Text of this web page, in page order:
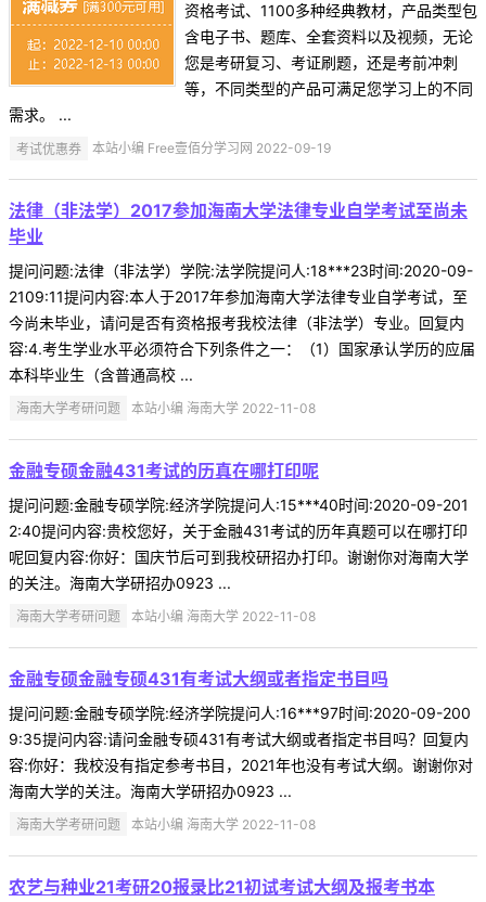
资格考试、1100多种经典教材，产品类型包
含电子书、题库、全套资料以及视频，无论
您是考研复习、考证刷题，还是考前冲刺
等，不同类型的产品可满足您学习上的不同
需求。 ...
考试优惠券 本站小编 Free壹佰分学习网 2022-09-19
法律（非法学）2017参加海南大学法律专业自学考试至尚未
毕业
提问问题:法律（非法学）学院:法学院提问人:18***23时间:2020-09-
2109:11提问内容:本人于2017年参加海南大学法律专业自学考试，至
今尚未毕业，请问是否有资格报考我校法律（非法学）专业。回复内
容:4.考生学业水平必须符合下列条件之一：（1）国家承认学历的应届
本科毕业生（含普通高校 ...
海南大学考研问题 本站小编 海南大学 2022-11-08
金融专硕金融431考试的历真在哪打印呢
提问问题:金融专硕学院:经济学院提问人:15***40时间:2020-09-201
2:40提问内容:贵校您好，关于金融431考试的历年真题可以在哪打印
呢回复内容:你好：国庆节后可到我校研招办打印。谢谢你对海南大学
的关注。海南大学研招办0923 ...
海南大学考研问题 本站小编 海南大学 2022-11-08
金融专硕金融专硕431有考试大纲或者指定书目吗
提问问题:金融专硕学院:经济学院提问人:16***97时间:2020-09-200
9:35提问内容:请问金融专硕431有考试大纲或者指定书目吗？回复内
容:你好：我校没有指定参考书目，2021年也没有考试大纲。谢谢你对
海南大学的关注。海南大学研招办0923 ...
海南大学考研问题 本站小编 海南大学 2022-11-08
农艺与种业21考研20报录比21初试考试大纲及报考书本